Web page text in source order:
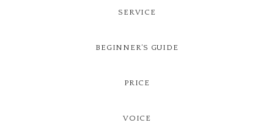
SERVICE
BEGINNER’S GUIDE
PRICE
VOICE